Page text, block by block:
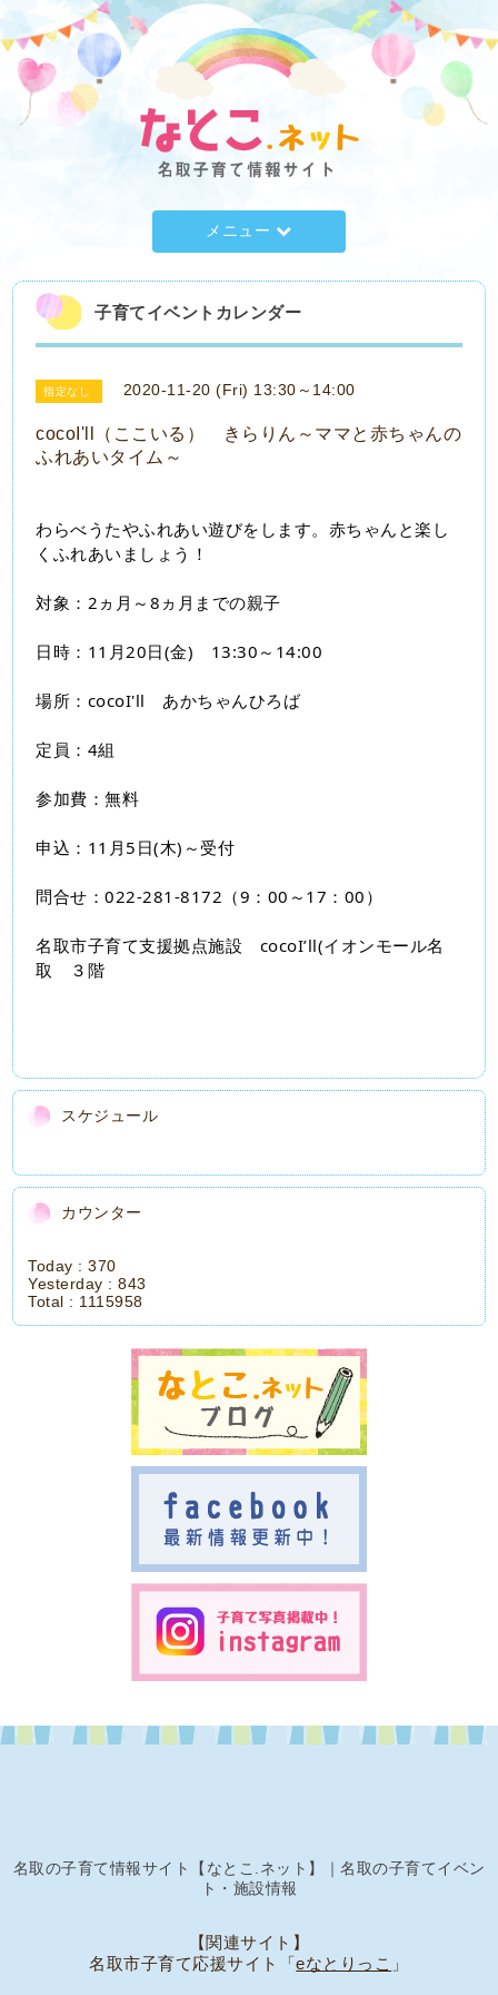
メニュー
子育てイベントカレンダー
指定なし 2020-11-20 (Fri) 13:30～14:00
cocoI'll（ここいる） きらりん～ママと赤ちゃんの
ふれあいタイム～
わらべうたやふれあい遊びをします。赤ちゃんと楽し
くふれあいましょう！
対象：2ヵ月～8ヵ月までの親子
日時：11月20日(金)　13:30～14:00
場所：cocoI'll　あかちゃんひろば
定員：4組
参加費：無料
申込：11月5日(木)～受付
問合せ：022‐281-8172（9：00～17：00）
名取市子育て支援拠点施設　cocoI’ll(イオンモール名
取　３階
スケジュール
カウンター
Today :370
Yesterday :843
Total : 1115958
名取の子育て情報サイト【なとこ.ネット】｜名取の子育てイベン
ト・施設情報
【関連サイト】
名取市子育て応援サイト「eなとりっこ 」